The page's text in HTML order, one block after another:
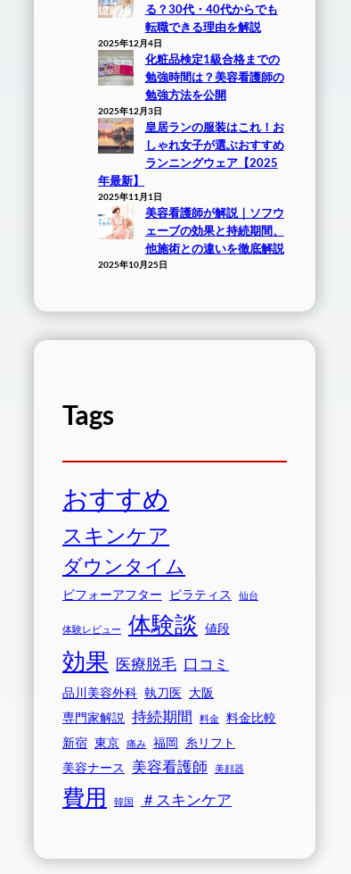
る？30代・40代からでも
転職できる理由を解説
2025年12月4日
化粧品検定1級合格までの
勉強時間は？美容看護師の
勉強方法を公開
2025年12月3日
皇居ランの服装はこれ！お
しゃれ女子が選ぶおすすめ
ランニングウェア【2025
年最新】
2025年11月1日
美容看護師が解説｜ソフウ
ェーブの効果と持続期間、
他施術との違いを徹底解説
2025年10月25日
Tags
おすすめ
スキンケア
ダウンタイム
ビフォーアフター ピラティス 仙台
体験レビュー 体験談 値段
効果 医療脱毛 口コミ
品川美容外科 執刀医 大阪
専門家解説 持続期間 料金
料金比較
新宿 東京 痛み 福岡 糸リフト
美容ナース
美容看護師 美顔器
費用 韓国 ＃スキンケア